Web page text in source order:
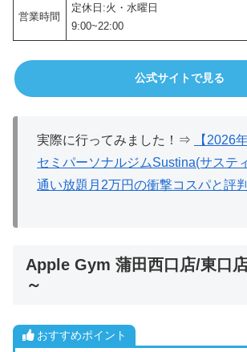
営業時間
定休日:火・水曜日
9:00~22:00
公式サイトで見る
実際に行ってみました！⇒
【2026
セミパーソナルジムSustina(サステ
通い放題月2万円の衝撃コスパと評
Apple Gym 蒲田西口店/東口
～
おすすめポイント